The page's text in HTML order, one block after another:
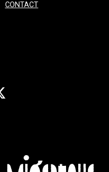
CONTACT